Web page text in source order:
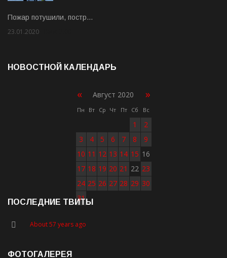
Пожар потушили, постр…
23.01.2020
НОВОСТНОЙ КАЛЕНДАРЬ
« Август 2020 »
Пн Вт Ср Чт Пт Сб Вс
1
2
3
4 5 6 7 8
9
10 11 12 13 14 15 16
17 18 19 20 21 22 23
24 25 26 27 28 29 30
31
ПОСЛЕДНИЕ ТВИТЫ
About 57 years ago
ФОТОГАЛЕРЕЯ